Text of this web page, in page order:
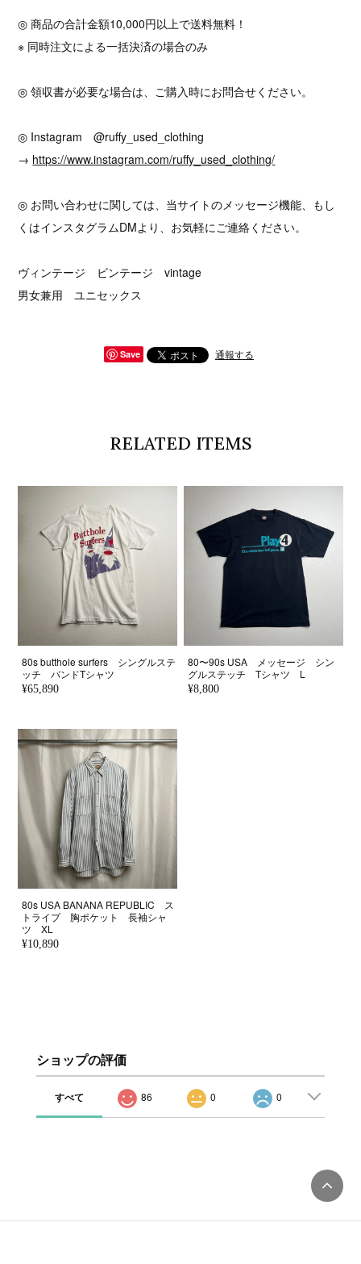
◎ 商品の合計金額10,000円以上で送料無料！
※ 同時注文による一括決済の場合のみ
◎ 領収書が必要な場合は、ご購入時にお問合せください。
◎ Instagram @ruffy_used_clothing
→ https://www.instagram.com/ruffy_used_clothing/
◎ お問い合わせに関しては、当サイトのメッセージ機能、もし
くはインスタグラムDMより、お気軽にご連絡ください。
ヴィンテージ ビンテージ vintage
男女兼用 ユニセックス
Save 通報する
RELATED ITEMS
80s butthole surfers シングルステ
ッチ バンドTシャツ
¥65,890
80〜90s USA メッセージ シン
グルステッチ Tシャツ L
¥8,800
80s USA BANANA REPUBLIC ス
トライプ 胸ポケット 長袖シャ
ツ XL
¥10,890
ショップの評価
すべて 86 0 0